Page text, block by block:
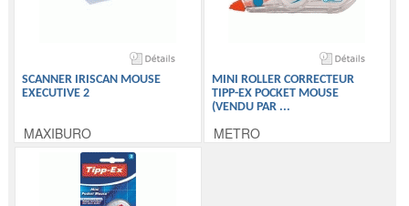
SCANNER IRISCAN MOUSE
EXECUTIVE 2
MAXIBURO
MINI ROLLER CORRECTEUR
TIPP-EX POCKET MOUSE
(VENDU PAR ...
METRO